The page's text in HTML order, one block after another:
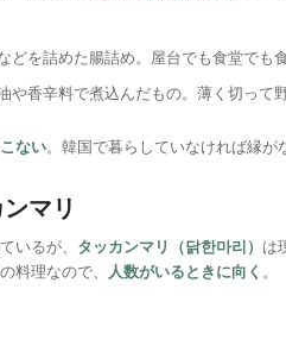
どを詰めた腸詰め。屋台でも食堂でも
や香辛料で煮込んだもの。薄く切って
ない。韓国で暮らしていなければ縁が
マリ
いるが、 タッカンマリ（닭한마리） は
料理なので、 人数がいるときに向く 。